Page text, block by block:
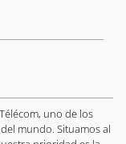
uno de los
mundo. Situamos al